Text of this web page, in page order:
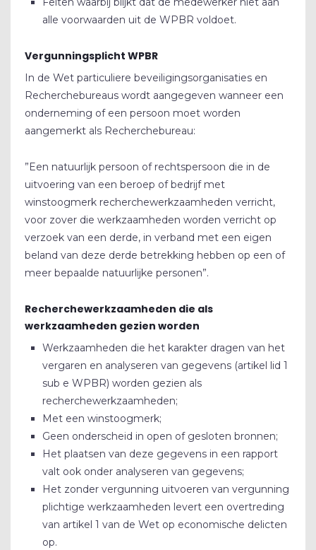
OVER ONS
VACATURES
CONTACT
REVIEWS
BLOG
BEDRIJFSRECHERCHE
SCREENING
GELUIDSMETINGEN
alle voorwaarden uit de WPBR voldoet.
Vergunningsplicht WPBR
In de Wet particuliere beveiligingsorganisaties en
Recherchebureaus wordt aangegeven wanneer een
onderneming of een persoon moet worden
aangemerkt als Recherchebureau:
”Een natuurlijk persoon of rechtspersoon die in de
uitvoering van een beroep of bedrijf met
winstoogmerk recherchewerkzaamheden verricht,
voor zover die werkzaamheden worden verricht op
verzoek van een derde, in verband met een eigen
beland van deze derde betrekking hebben op een of
meer bepaalde natuurlijke personen”.
Recherchewerkzaamheden die als
werkzaamheden gezien worden
Werkzaamheden die het karakter dragen van het
vergaren en analyseren van gegevens (artikel lid 1
sub e WPBR) worden gezien als
recherchewerkzaamheden;
Met een winstoogmerk;
Geen onderscheid in open of gesloten bronnen;
Het plaatsen van deze gegevens in een rapport
valt ook onder analyseren van gegevens;
Het zonder vergunning uitvoeren van vergunning
plichtige werkzaamheden levert een overtreding
van artikel 1 van de Wet op economische delicten
op.